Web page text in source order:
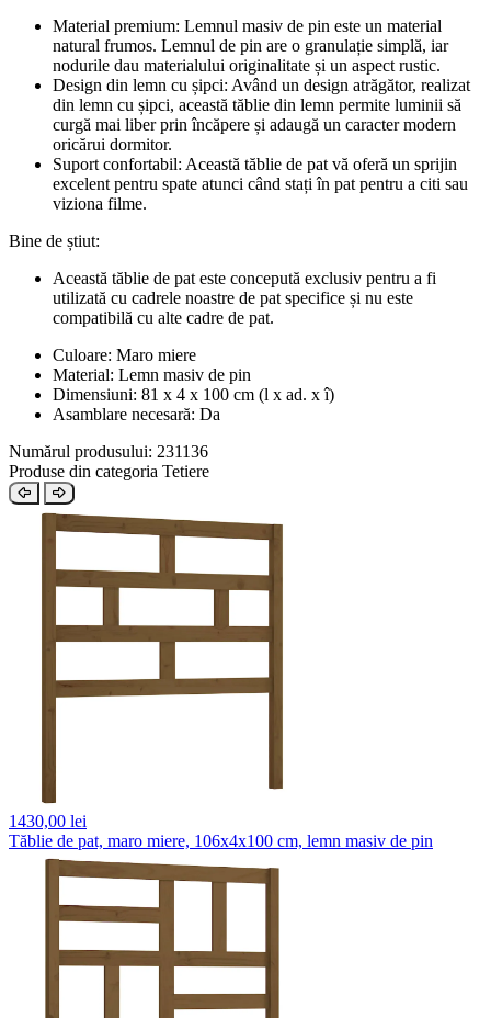
Material premium: Lemnul masiv de pin este un material
natural frumos. Lemnul de pin are o granulație simplă, iar
nodurile dau materialului originalitate și un aspect rustic.
Design din lemn cu șipci: Având un design atrăgător, realizat
din lemn cu șipci, această tăblie din lemn permite luminii să
curgă mai liber prin încăpere și adaugă un caracter modern
oricărui dormitor.
Suport confortabil: Această tăblie de pat vă oferă un sprijin
excelent pentru spate atunci când stați în pat pentru a citi sau
viziona filme.
Bine de știut:
Această tăblie de pat este concepută exclusiv pentru a fi
utilizată cu cadrele noastre de pat specifice și nu este
compatibilă cu alte cadre de pat.
Culoare: Maro miere
Material: Lemn masiv de pin
Dimensiuni: 81 x 4 x 100 cm (l x ad. x î)
Asamblare necesară: Da
Numărul produsului: 231136
Produse din categoria Tetiere
1430,00 lei
Tăblie de pat, maro miere, 106x4x100 cm, lemn masiv de pin